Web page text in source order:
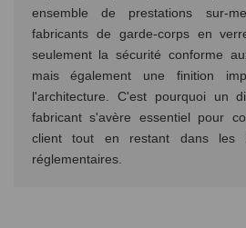
ensemble de prestations sur-
fabricants de garde-corps en
seulement la sécurité conforme
mais également une finition
l'architecture. C'est pourquoi un
fabricant s'avère essentiel pour
client tout en restant dans les
réglementaires.